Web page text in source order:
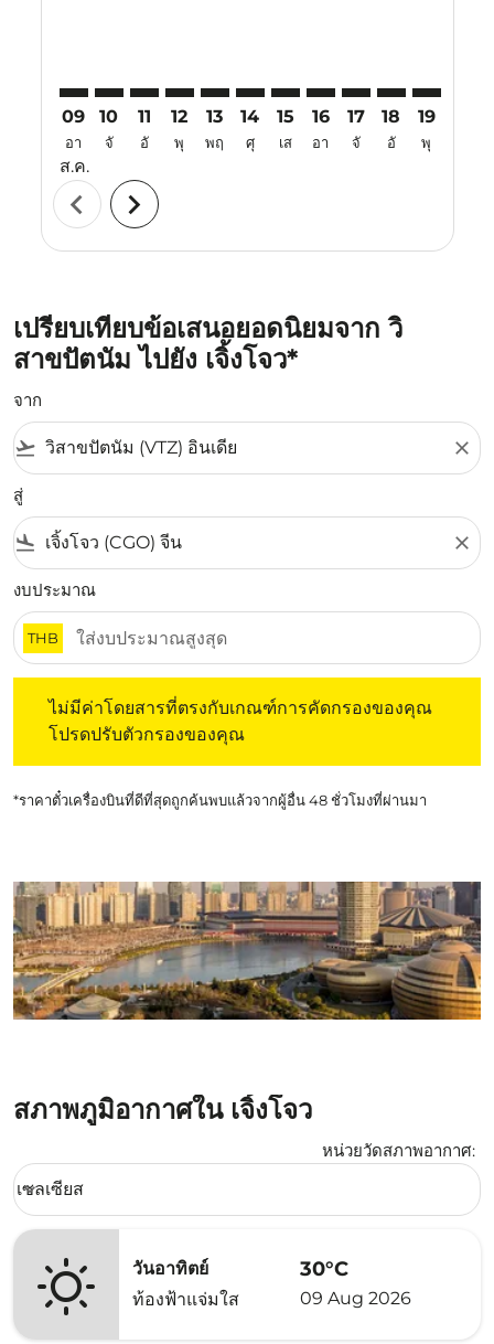
09
อา
ส.ค.
10
จั
11
อั
12
พุ
13
พฤ
14
ศุ
15
เส
16
อา
17
จั
18
อั
19
พุ
chevron_left chevron_right
เปรียบเทียบข้อเสนอยอดนิยมจาก วิ
สาขปัตนัม ไปยัง เจิ้งโจว*
จาก
flight_takeoff close
สู่
flight_land close
งบประมาณ
THB
ไม่มีค่าโดยสารที่ตรงกับเกณฑ์การคัดกรองของคุณ
โปรดปรับตัวกรองของคุณ
*ราคาตั๋วเครื่องบินที่ดีที่สุดถูกค้นพบแล้วจากผู้อื่น 48 ชั่วโมงที่ผ่านมา
สภาพภูมิอากาศใน เจิ้งโจว
หน่วยวัดสภาพอากาศ:
Weather unit option เซลเซียส Selected
เซลเซียส
keyboard_arrow_down
วันอาทิตย์
ท้องฟ้าแจ่มใส
30°C
09 Aug 2026